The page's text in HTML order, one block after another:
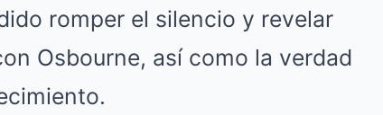
romper el silencio y revelar
Osbourne, así como la verdad